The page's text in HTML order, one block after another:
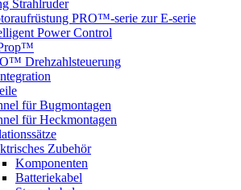
Strahlruder
PRO™-serie zur E-serie
Power Control
Drehzahlsteuerung
für Bugmontagen
für Heckmontagen
Zubehör
Komponenten
Batteriekabel